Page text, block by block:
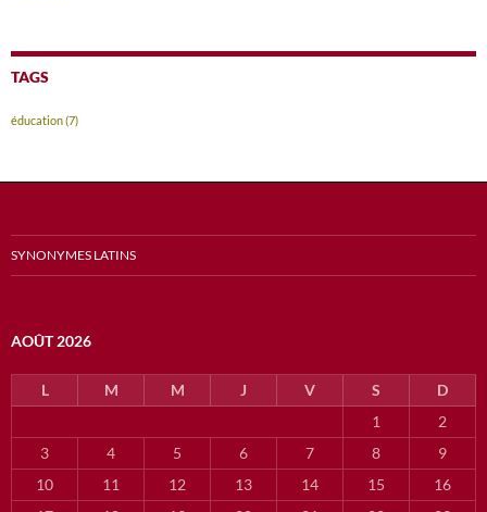
TAGS
éducation(7)
SYNONYMES LATINS
AOÛT 2026
L M M J V S
D
1
2
3
4 5 6 7 8
9
10
11 12 13 14 15
16